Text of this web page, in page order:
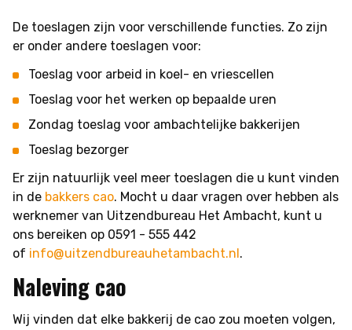
De toeslagen zijn voor verschillende functies. Zo zijn
er onder andere toeslagen voor:
Toeslag voor arbeid in koel- en vriescellen
Toeslag voor het werken op bepaalde uren
Zondag toeslag voor ambachtelijke bakkerijen
Toeslag bezorger
Er zijn natuurlijk veel meer toeslagen die u kunt vinden
in de bakkers cao. Mocht u daar vragen over hebben als
werknemer van Uitzendbureau Het Ambacht, kunt u
ons bereiken op 0591 - 555 442
of info@uitzendbureauhetambacht.nl.
Naleving cao
Wij vinden dat elke bakkerij de cao zou moeten volgen,